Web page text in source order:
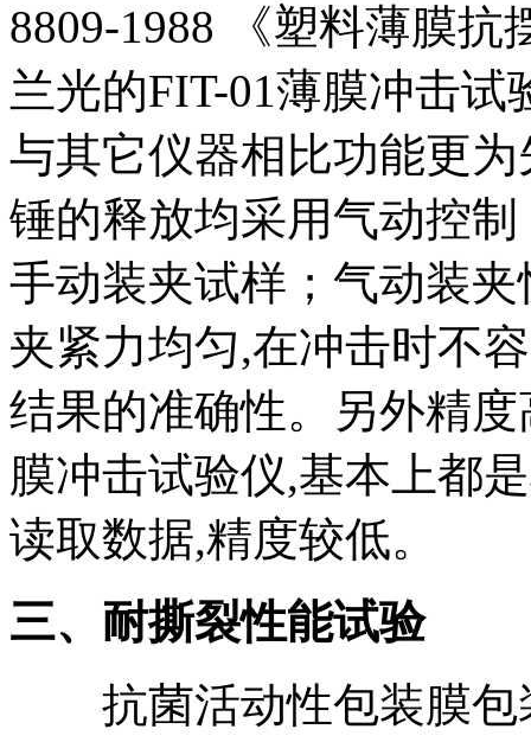
8809-1988 《塑料薄膜
兰光的FIT-01薄膜冲击
与其它仪器相比功能更
锤的释放均采用气动控
手动装夹试样；气动装
夹紧力均匀,在冲击时不
结果的准确性。另外精
膜冲击试验仪,基本上都
读取数据,精度较低。
三、 耐撕裂性能试验
抗菌活动性包装膜包